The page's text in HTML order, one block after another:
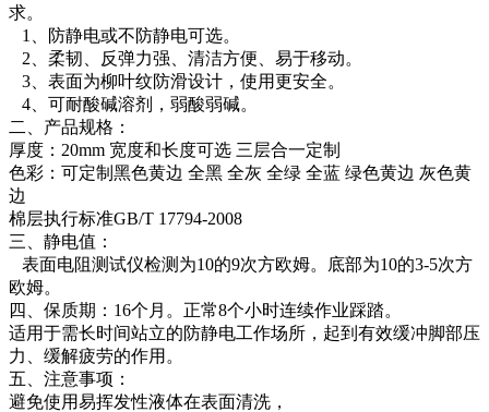
求。
1、防静电或不防静电可选。
2、柔韧、反弹力强、清洁方便、易于移动。
3、表面为柳叶纹防滑设计，使用更安全。
4、可耐酸碱溶剂，弱酸弱碱。
二、产品规格：
厚度：20mm 宽度和长度可选 三层合一定制
色彩：可定制黑色黄边 全黑 全灰 全绿 全蓝 绿色黄边 灰色黄
边
棉层执行标准GB/T 17794-2008
三、静电值：
表面电阻测试仪检测为10的9次方欧姆。底部为10的3-5次方
欧姆。
四、保质期：16个月。正常8个小时连续作业踩踏。
适用于需长时间站立的防静电工作场所，起到有效缓冲脚部压
力、缓解疲劳的作用。
五、注意事项：
避免使用易挥发性液体在表面清洗，